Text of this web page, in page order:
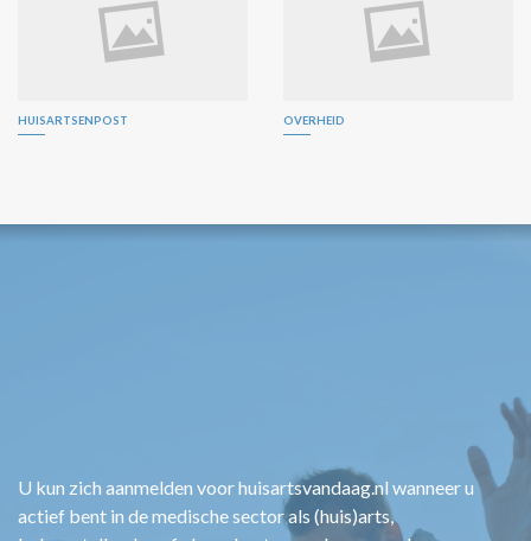
HUISARTSENPOST OVERHEID
U kun zich aanmelden voor huisartsvandaag.nl wanneer u
actief bent in de medische sector als (huis)arts,